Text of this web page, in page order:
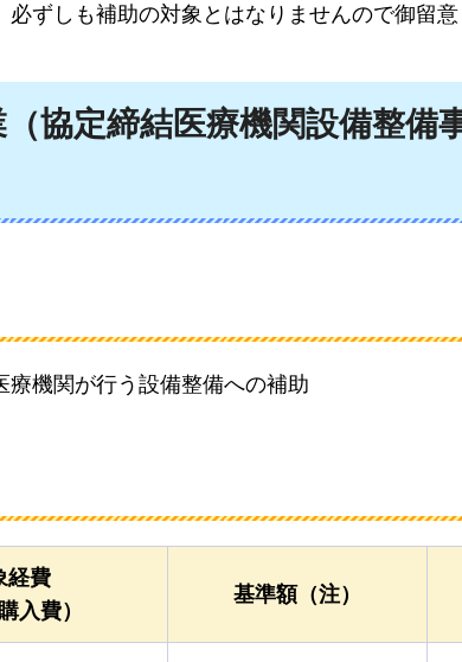
ずしも補助の対象とはなりませんので御留意
協定締結医療機関設備整備
機関が行う設備整備への補助
経費
入費）
基準額（注）